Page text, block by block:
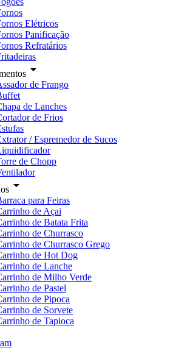
Elétricos
Panificação
Refratários
arrow_drop_down
de Frango
de Lanches
de Frios
/ Espremedor de Sucos
de Chopp
arrow_drop_down
para Feiras
de Açai
de Batata Frita
de Churrasco
de Churrasco Grego
de Hot Dog
de Lanche
de Milho Verde
de Pastel
de Pipoca
de Sorvete
de Tapioca